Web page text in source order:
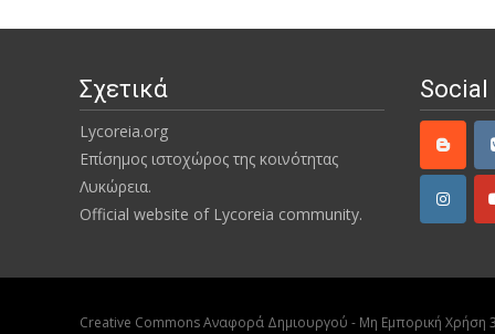
Σχετικά
Lycoreia.org
Επίσημος ιστοχώρος της κοινότητας
Λυκώρεια.
Official website of Lycoreia community.
Social
Creative Commons Αναφορά Δημιουργού - Μη Εμπορική Χρήση